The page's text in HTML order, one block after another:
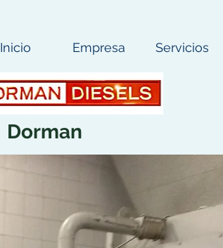
Inicio Empresa Servicios
Dorman